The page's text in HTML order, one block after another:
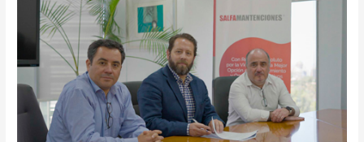
Mantenciones
unen
fuerzas
para
impulsar
transferencia
tecnológica